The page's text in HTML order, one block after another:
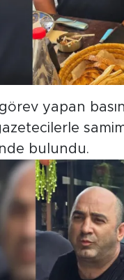
yapan
bulundu.